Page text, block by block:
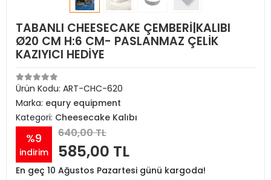
TABANLI CHEESECAKE ÇEMBERİ|KALIBI
Ø20 CM H:6 CM- PASLANMAZ ÇELİK
KAZIYICI HEDİYE
Ürün Kodu: ART-CHC-620
Marka: equry equipment
Kategori: Cheesecake Kalıbı
%9
indirim
640,00 TL
585,00 TL
En geç 10 Ağustos Pazartesi günü kargoda!